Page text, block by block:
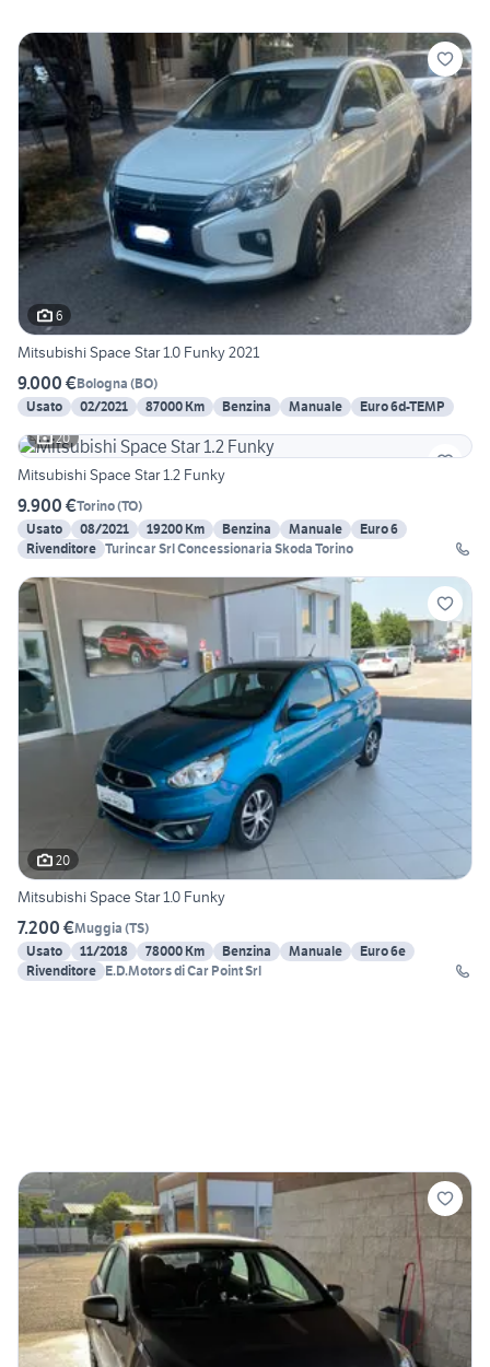
6
Mitsubishi Space Star 1.0 Funky 2021
9.000 €Bologna (BO)
Usato
02/2021 87000 Km Benzina Manuale
Euro 6d-TEMP
20
Mitsubishi Space Star 1.2 Funky
9.900 €Torino(TO)
Usato
08/2021 19200 Km Benzina Manuale
Euro 6
Rivenditore Turincar Srl Concessionaria Skoda Torino
20
Mitsubishi Space Star 1.0 Funky
7.200 €Muggia (TS)
Usato
11/2018 78000 Km Benzina Manuale
Euro 6e
Rivenditore E.D.Motors di Car Point Srl